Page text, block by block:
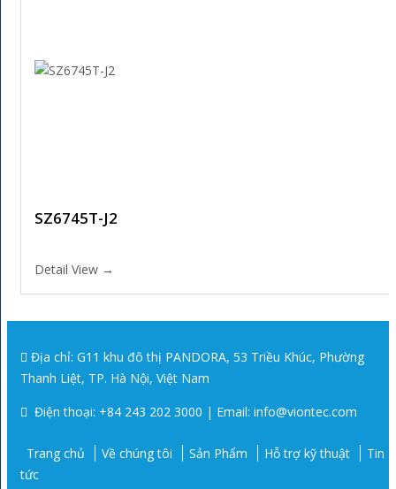
SZ6745T-J2
Detail View →
Địa chỉ: G11 khu đô thị PANDORA, 53 Triều Khúc, Phường
Thanh Liệt, TP. Hà Nội, Việt Nam
Điện thoại: +84 243 202 3000 | Email: info@viontec.com
Trang chủ Về chúng tôi Sản Phẩm Hỗ trợ kỹ thuật
Tin
tức